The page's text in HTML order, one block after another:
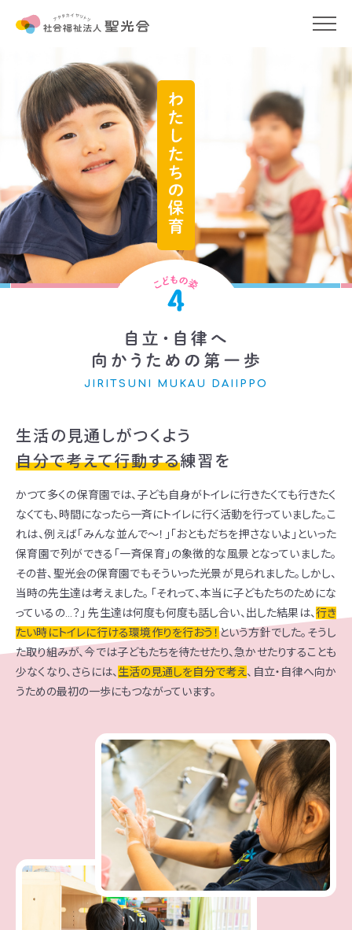
わたしたちの保育
保育をめぐる一問一答
保育コラム
わたしたちのこと
お知らせ
JIRITSUNI MUKAU DAIIPPO
生活の見通しがつくよう
自分で考えて行動する練習を
かつて多くの保育園では、子ども自身がトイレに行きたくても行きたく
なくても、時間になったら一斉にトイレに行く活動を行っていました。こ
れは、例えば「みんな並んで～！」「おともだちを押さないよ」といった
保育園で列ができる「一斉保育」の象徴的な風景となっていました。
その昔、聖光会の保育園でもそういった光景が見られました。しかし、
当時の先生達は考えました。 「それって、本当に子どもたちのためにな
っているの…？」 先生達は何度も何度も話し合い、出した結果は、行き
たい時にトイレに行ける環境作りを行おう！という方針でした。そうし
た取り組みが、今では子どもたちを待たせたり、急かせたりすることも
少なくなり、さらには、 生活の見通しを自分で考え、自立・自律へ向か
うための最初の一歩にもつながっています。